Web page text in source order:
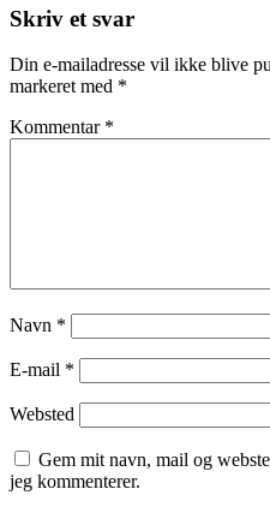
Skriv et svar
Din e-mailadresse vil ikke blive
markeret med *
Kommentar *
Navn *
E-mail *
Websted
Gem mit navn, mail og
jeg kommenterer.